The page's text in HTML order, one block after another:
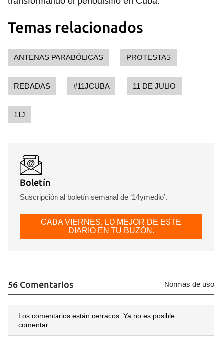
Temas relacionados
ANTENAS PARABÓLICAS PROTESTAS
REDADAS #11JCUBA 11 DE JULIO
11J
Boletín
Suscripción al boletín semanal de ‘14ymedio’.
CADA VIERNES, LO MEJOR DE ESTE
DIARIO EN TU BUZÓN.
56 Comentarios Normas de uso
Los comentarios están cerrados. Ya no es posible
comentar